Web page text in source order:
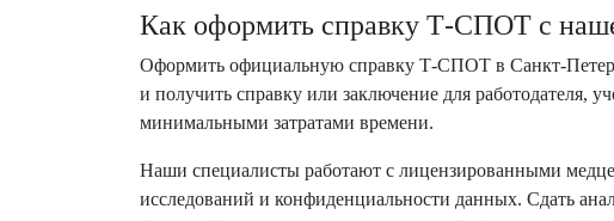
Как оформить справку Т-СПОТ с
Оформить официальную справку Т-СПОТ в Санкт-
и получить справку или заключение для работодателя,
минимальными затратами времени.
Наши специалисты работают с лицензированными
исследований и конфиденциальности данных. Сдать